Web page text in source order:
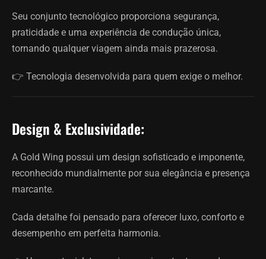
Seu conjunto tecnológico proporciona segurança,
praticidade e uma experiência de condução única,
tornando qualquer viagem ainda mais prazerosa.
👉 Tecnologia desenvolvida para quem exige o melhor.
Design & Exclusividade:
A Gold Wing possui um design sofisticado e imponente,
reconhecido mundialmente por sua elegância e presença
marcante.
Cada detalhe foi pensado para oferecer luxo, conforto e
desempenho em perfeita harmonia.